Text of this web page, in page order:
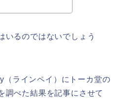
いるのではないでしょう
ラインペイ）にトーカ堂の
調べた結果を記事にさせて